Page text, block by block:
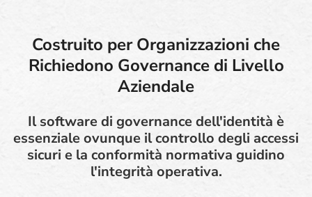
Costruito per Organizzazioni che
Richiedono Governance di Livello
Aziendale
Il software di governance dell'identità è
essenziale ovunque il controllo degli accessi
sicuri e la conformità normativa guidino
l'integrità operativa.